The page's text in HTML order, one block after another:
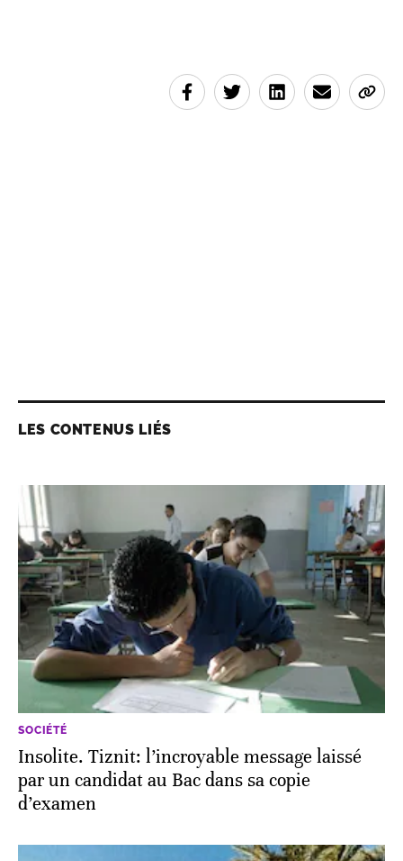
LES CONTENUS LIÉS
SOCIÉTÉ
Insolite. Tiznit: l’incroyable message laissé
par un candidat au Bac dans sa copie
d’examen